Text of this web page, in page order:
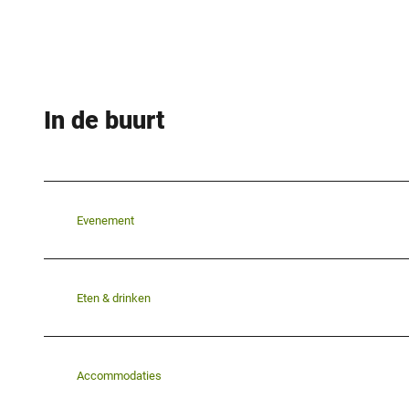
In de buurt
Evenement
Eten & drinken
Accommodaties